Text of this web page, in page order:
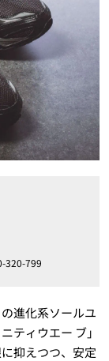
320-799
進化系ソールユ
ティウエー ブ」
抑えつつ、安定